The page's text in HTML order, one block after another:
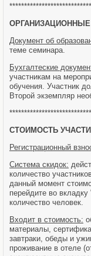
Документ об
теме семинара.
Бухгалтеские
участникам на
обучения. Участник
Второй экземпляр
СТОИМОСТЬ
Регистрационный
Система скидок:
количество
данный момент
перейдите во
количество человек.
Входит в стоимость:
материалы,
завтраки, обеды и
проживание в отеле